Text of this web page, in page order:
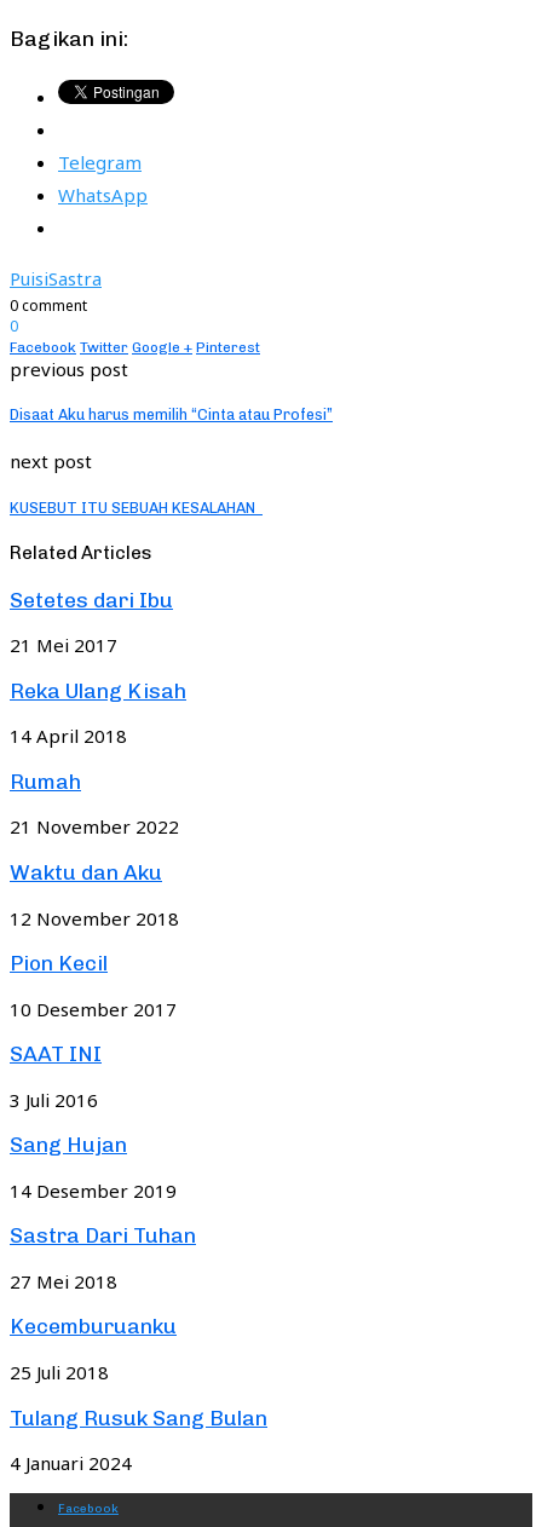
Bagikan ini:
Telegram
WhatsApp
PuisiSastra
0 comment
0
Facebook Twitter Google + Pinterest
previous post
Disaat Aku harus memilih “Cinta atau Profesi”
next post
KUSEBUT ITU SEBUAH KESALAHAN
Related Articles
Setetes dari Ibu
21 Mei 2017
Reka Ulang Kisah
14 April 2018
Rumah
21 November 2022
Waktu dan Aku
12 November 2018
Pion Kecil
10 Desember 2017
SAAT INI
3 Juli 2016
Sang Hujan
14 Desember 2019
Sastra Dari Tuhan
27 Mei 2018
Kecemburuanku
25 Juli 2018
Tulang Rusuk Sang Bulan
4 Januari 2024
Facebook